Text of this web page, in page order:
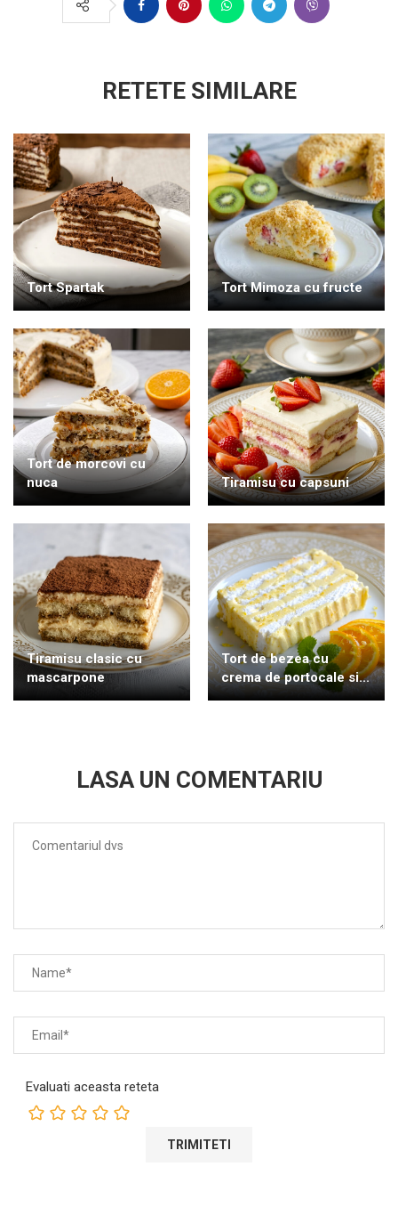
RETETE SIMILARE
Tort Spartak Tort Mimoza cu fructe
Tort de morcovi cu
nuca
Tiramisu cu capsuni
Tiramisu clasic cu
mascarpone
Tort de bezea cu
crema de portocale si...
LASA UN COMENTARIU
Evaluati aceasta reteta